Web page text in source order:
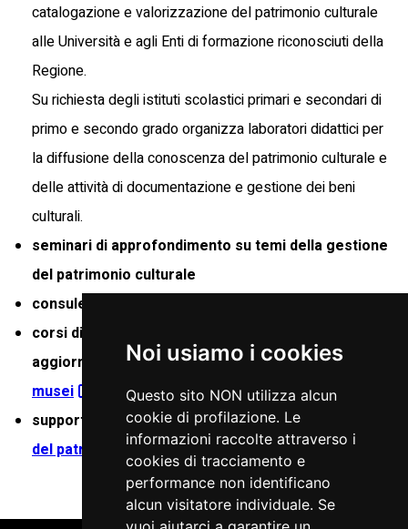
Noi usiamo i cookies
Questo sito NON utilizza alcun
cookie di profilazione. Le
informazioni raccolte attraverso i
cookies di tracciamento e
performance non identificano
alcun visitatore individuale. Se
catalogazione e valorizzazione del patrimonio culturale
alle Università e agli Enti di formazione riconosciuti della
Regione.
Su richiesta degli istituti scolastici primari e secondari di
primo e secondo grado organizza laboratori didattici per
la diffusione della conoscenza del patrimonio culturale e
delle attività di documentazione e gestione dei beni
culturali.
seminari di approfondimento su temi della gestione
del patrimonio culturale
consulenza per studi e ricerche sui beni culturali
corsi di formazione specialistica e di
aggiornamento professionale per il personale di
musei
biblioteche
regionali
supporto alla navigazione nelCatalogo regionale
del patrimonio culturale